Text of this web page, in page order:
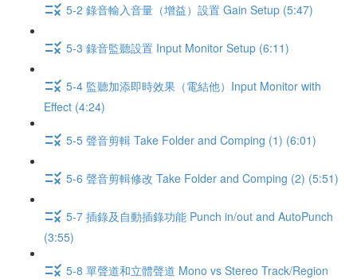
5-2 錄音輸入音量（增益）設置 Gain Setup (5:47)
5-3 錄音監聽設置 Input Monitor Setup (6:11)
5-4 監聽加添即時效果（電結他）Input Monitor with
Effect (4:24)
5-5 聲音剪輯 Take Folder and Comping (1) (6:01)
5-6 聲音剪輯修改 Take Folder and Comping (2) (5:51)
5-7 插錄及自動插錄功能 Punch in/out and AutoPunch
(3:55)
5-8 單聲道和立體聲道 Mono vs Stereo Track/Region